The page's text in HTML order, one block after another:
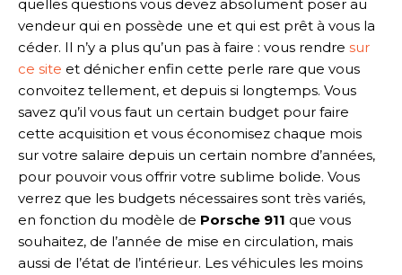
quelles questions vous devez absolument poser au
vendeur qui en possède une et qui est prêt à vous la
céder. Il n’y a plus qu’un pas à faire : vous rendre sur
ce site et dénicher enfin cette perle rare que vous
convoitez tellement, et depuis si longtemps. Vous
savez qu’il vous faut un certain budget pour faire
cette acquisition et vous économisez chaque mois
sur votre salaire depuis un certain nombre d’années,
pour pouvoir vous offrir votre sublime bolide. Vous
verrez que les budgets nécessaires sont très variés,
en fonction du modèle de Porsche 911 que vous
souhaitez, de l’année de mise en circulation, mais
aussi de l’état de l’intérieur. Les véhicules les moins